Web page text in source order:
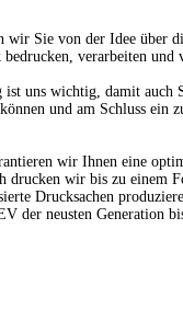
Sie von der Idee über
verarbeiten und
uns wichtig, damit auch
und am Schluss ein
wir Ihnen eine
drucken wir bis zu einem
Drucksachen
der neusten Generation